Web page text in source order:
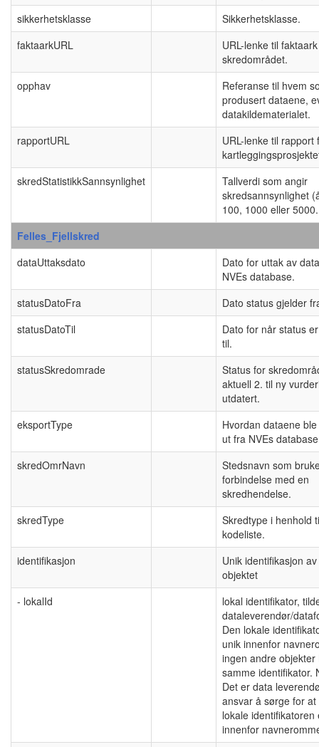
sikkerhetsklasse
Sikkerhetsklasse.
faktaarkURL
URL-lenke til
skredområdet.
opphav
Referanse til hvem
produsert dataene,
datakildematerialet.
rapportURL
URL-lenke til rapport
skredStatistikkSannsynlighet
Tallverdi som angir
skredsannsynlighet
100, 1000 eller 5000.
Felles_Fjellskred
dataUttaksdato
Dato for uttak av
NVEs database.
statusDatoFra
Dato status gjelder
statusDatoTil
Dato for når status
til.
statusSkredomrade
Status for
aktuell 2. til ny
utdatert.
eksportType
Hvordan dataene
ut fra NVEs
skredOmrNavn
Stedsnavn som
forbindelse med en
skredhendelse.
skredType
Skredtype i henhold
kodeliste.
identifikasjon
Unik identifikasjon av
objektet
- lokalId
lokal identifikator,
dataleverendør/
Den lokale
unik innenfor
ingen andre objekter
samme identifikator.
Det er data
ansvar å sørge for
lokale identifikatoren
innenfor